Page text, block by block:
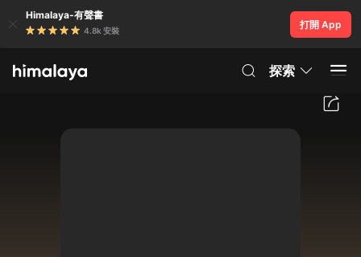
Himalaya-有聲書
4.8k 安裝
打開 App
探索